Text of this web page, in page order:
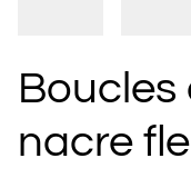
Boucles
nacre